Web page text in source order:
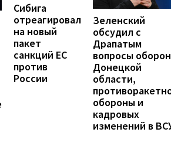
Сибига
отреагировал
на новый
пакет
санкций ЕС
против
России
Зеленский
обсудил с
Драпатым
вопросы
Донецкой
области,
обороны и
кадровых
изменений в